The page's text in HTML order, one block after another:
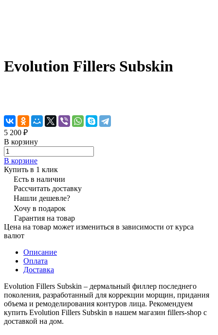
Evolution Fillers Subskin
5 200 ₽
В корзину
В корзине
Купить в 1 клик
Есть в наличии
Рассчитать доставку
Нашли дешевле?
Хочу в подарок
Гарантия на товар
Цена на товар может измениться в зависимости от курса
валют
Описание
Оплата
Доставка
Evolution Fillers Subskin – дермальный филлер последнего
поколения, разработанный для коррекции морщин, придания
объема и ремоделирования контуров лица. Рекомендуем
купить Evolution Fillers Subskin в нашем магазин fillers-shop с
доставкой на дом.